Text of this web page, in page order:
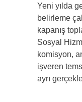
Yeni yılda
belirleme
kapanış
Sosyal
komisyon,
işveren
ayrı